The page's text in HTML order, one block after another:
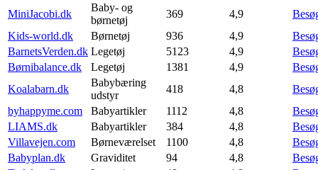
MiniJacobi.dk
Baby- og
børnetøj
369 4,9
Kids-world.dk
Børnetøj 936 4,9
BarnetsVerden.dk Legetøj 5123 4,9
Børnibalance.dk
Legetøj 1381 4,9
Koalabarn.dk
Babybæring
udstyr
418 4,8
byhappyme.com
Babyartikler 1112 4,8
LIAMS.dk
Babyartikler 384 4,8
Villavejen.com
Børneværelset 1100 4,8
Babyplan.dk
Graviditet 94 4,8